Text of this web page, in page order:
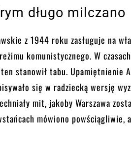
długo milczano
z 1944 roku zasługuje na
komunistycznego. W
stanowił tabu. Upamiętnienie
się w radziecką wersję
mit, jakoby Warszawa
mówiono powściągliwie,